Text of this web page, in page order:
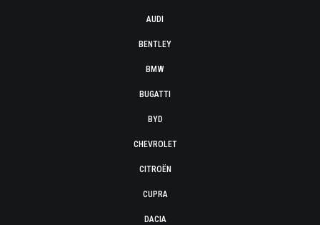
AUDI
BENTLEY
BMW
BUGATTI
BYD
CHEVROLET
CITROËN
CUPRA
DACIA